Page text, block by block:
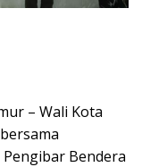
– Wali Kota
Bendera